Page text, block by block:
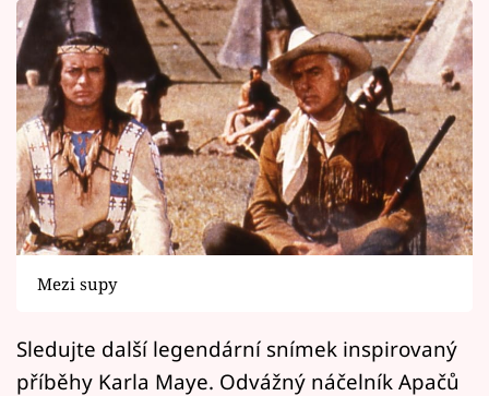
Vztahy
Seriály
Horoskopy
Sledujte prima+
Filmový festival Karlovy Vary
Mámy sobě
Mezi supy
Sledujte další legendární snímek inspirovaný
příběhy Karla Maye. Odvážný náčelník Apačů